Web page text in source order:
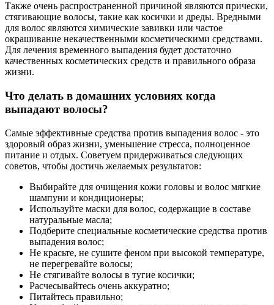
Также очень распространенной причиной являются прически,
стягивающие волосы, такие как косички и дреды. Вредными
для волос являются химические завивки или частое
окрашивание некачественными косметическими средствами.
Для лечения временного выпадения будет достаточно
качественных косметических средств и правильного образа
жизни.
Что делать в домашних условиях когда
выпадают волосы?
Самые эффективные средства против выпадения волос - это
здоровый образ жизни, уменьшение стресса, полноценное
питание и отдых. Советуем придерживаться следующих
советов, чтобы достичь желаемых результатов:
Выбирайте для очищения кожи головы и волос мягкие
шампуни и кондиционеры;
Используйте маски для волос, содержащие в составе
натуральные масла;
Подберите специальные косметические средства против
выпадения волос;
Не красьте, не сушите феном при высокой температуре,
не перегревайте волосы;
Не стягивайте волосы в тугие косички;
Расчесывайтесь очень аккуратно;
Питайтесь правильно;